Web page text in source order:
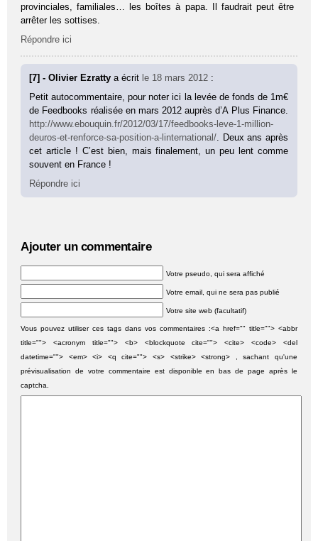
provinciales, familiales… les boîtes à papa. Il faudrait peut être
arrêter les sottises.
Répondre ici
[7] - Olivier Ezrattya écrit le 18 mars 2012 :
Petit autocommentaire, pour noter ici la levée de fonds de 1m€
de Feedbooks réalisée en mars 2012 auprès d’A Plus Finance.
http://www.ebouquin.fr/2012/03/17/feedbooks-leve-1-million-
deuros-et-renforce-sa-position-a-linternational/ . Deux ans après
cet article ! C’est bien, mais finalement, un peu lent comme
souvent en France !
Répondre ici
Ajouter un commentaire
Votre pseudo, qui sera affiché
Votre email, qui ne sera pas publié
Votre site web (facultatif)
Vous pouvez utiliser ces tags dans vos commentaires :<a href="" title=""> <abbr
title=""> <acronym title=""> <b> <blockquote cite=""> <cite> <code> <del
datetime=""> <em> <i> <q cite=""> <s> <strike> <strong> , sachant qu'une
prévisualisation de votre commentaire est disponible en bas de page après le
captcha.